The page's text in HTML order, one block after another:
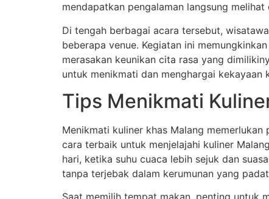
mendapatkan pengalaman langsung
Di tengah berbagai acara tersebut,
beberapa venue. Kegiatan ini
merasakan keunikan cita rasa yang
untuk menikmati dan menghargai kekayaan
Tips Menikmati
Menikmati kuliner khas Malang
cara terbaik untuk menjelajahi kuliner
hari, ketika suhu cuaca lebih sejuk dan
tanpa terjebak dalam kerumunan yang